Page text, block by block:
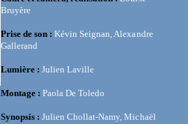
Bruyère
Prise de son :Kévin Seignan, Alexandre
Gallerand
Lumière : Julien Laville
Montage : Paola De Toledo
Synopsis :Julien Chollat-Namy, Michaël